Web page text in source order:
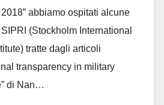
abbiamo ospitati alcune
(Stockholm International
tratte dagli articoli
transparency in military
di Nan…